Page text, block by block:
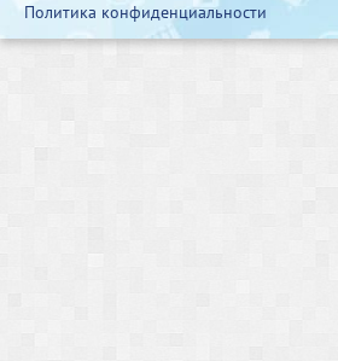
Политика конфиденциальности